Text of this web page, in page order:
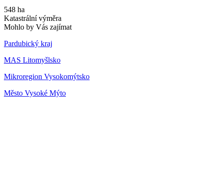
548 ha
Katastrální výměra
Mohlo by Vás zajímat
Pardubický kraj
MAS Litomyšlsko
Mikroregion Vysokomýtsko
Město Vysoké Mýto